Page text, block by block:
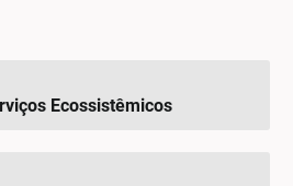
Ecossistêmicos